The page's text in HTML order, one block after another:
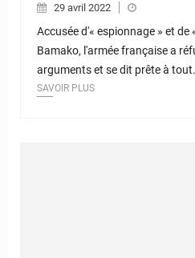
29 avril 2022
Accusée d'« espionnage » et de
Bamako, l'armée française a
arguments et se dit prête à
SAVOIR PLUS